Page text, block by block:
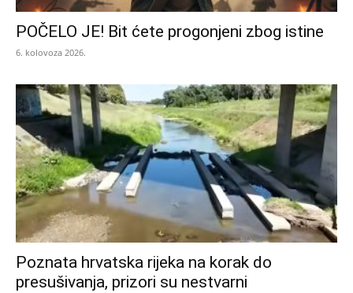
POČELO JE! Bit ćete progonjeni zbog istine
6. kolovoza 2026.
Poznata hrvatska rijeka na korak do
presušivanja, prizori su nestvarni